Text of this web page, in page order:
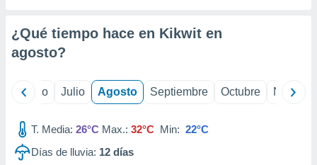
e
mediante
publicidad
publicidad
de
¿Qué tiempo hace en Kikwit en
agosto?
Junio Julio Agosto Septiembre Octubre
T. Media: 26°C Max.: 32°C Min: 22°C
Días de lluvia: 12 días